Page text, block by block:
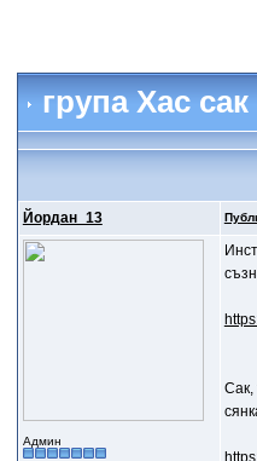
група Хас
Йордан_13
Админ
Сак,